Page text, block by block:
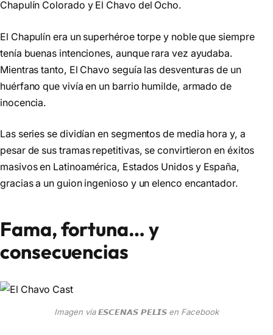
Chapulín Colorado y El Chavo del Ocho.
El Chapulín era un superhéroe torpe y noble que siempre
tenía buenas intenciones, aunque rara vez ayudaba.
Mientras tanto, El Chavo seguía las desventuras de un
huérfano que vivía en un barrio humilde, armado de
inocencia.
Las series se dividían en segmentos de media hora y, a
pesar de sus tramas repetitivas, se convirtieron en éxitos
masivos en Latinoamérica, Estados Unidos y España,
gracias a un guion ingenioso y un elenco encantador.
Fama, fortuna… y
consecuencias
Imagen via 𝙀𝙎𝘾𝙀𝙉𝘼𝙎 𝙋𝙀𝙇𝙄𝙎 en Facebook